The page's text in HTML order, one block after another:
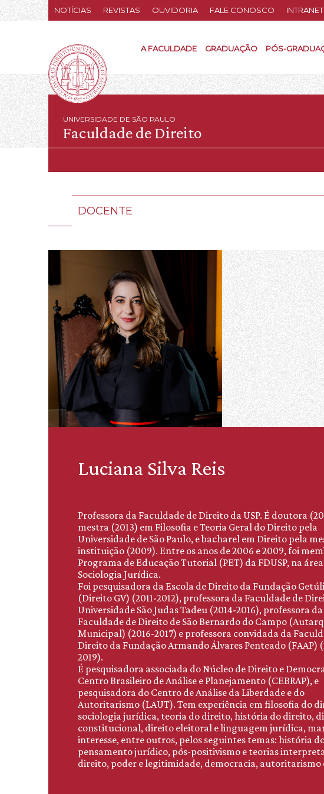
NOTÍCIAS REVISTAS OUVIDORIA FALE CONOSCO INTRANET
A FACULDADE GRADUAÇÃO PÓS-
UNIVERSIDADE DE SÃO PAULO
Faculdade de Direito
DOCENTE
Luciana Silva Reis
Professora da Faculdade de Direito da USP. É doutora
mestra (2013) em Filosofia e Teoria Geral do Direito pela
Universidade de São Paulo, e bacharel em Direito pela
instituição (2009). Entre os anos de 2006 e 2009, foi
Programa de Educação Tutorial (PET) da FDUSP, na
Sociologia Jurídica.
Foi pesquisadora da Escola de Direito da Fundação
(Direito GV) (2011-2012), professora da Faculdade de
Universidade São Judas Tadeu (2014-2016), professora da
Faculdade de Direito de São Bernardo do Campo
Municipal) (2016-2017) e professora convidada da
Direito da Fundação Armando Álvares Penteado (FAAP)
2019).
É pesquisadora associada do Núcleo de Direito e
Centro Brasileiro de Análise e Planejamento (CEBRAP), e
pesquisadora do Centro de Análise da Liberdade e do
Autoritarismo (LAUT). Tem experiência em filosofia do
sociologia jurídica, teoria do direito, história do direito,
constitucional, direito eleitoral e linguagem jurídica,
interesse, entre outros, pelos seguintes temas: história
pensamento jurídico, pós-positivismo e teorias
direito, poder e legitimidade, democracia, autoritarismo